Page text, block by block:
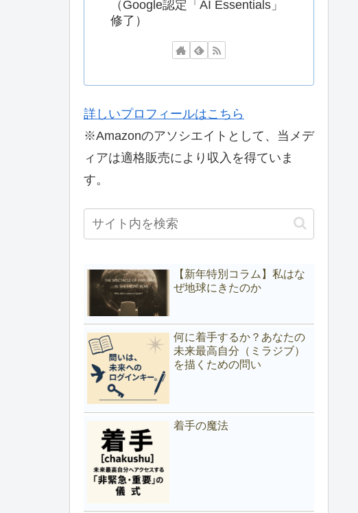
（Google認定「AI Essentials」
修了）
詳しいプロフィールはこちら
※Amazonのアソシエイトとして、当メデ
ィアは適格販売により収入を得ていま
す。
【新年特別コラム】私はな
ぜ地球にきたのか
何に着手するか？あなたの
未来最高自分（ミラジブ）
を描くための問い
着手の魔法